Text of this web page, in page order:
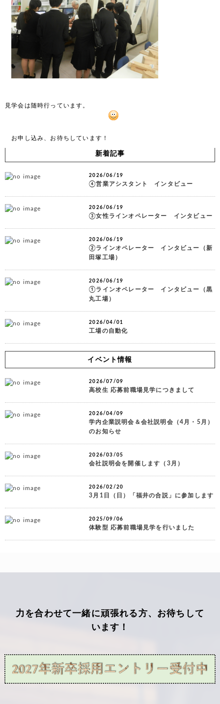
見学会は随時行っています。
お申し込み、お待ちしています！
新着記事
2026/06/19
④営業アシスタント インタビュー
2026/06/19
③女性ラインオペレーター インタビュー
2026/06/19
②ラインオペレーター インタビュー（新
田塚工場）
2026/06/19
①ラインオペレーター インタビュー（黒
丸工場）
2026/04/01
工場の自動化
イベント情報
2026/07/09
高校生 応募前職場見学につきまして
2026/04/09
学内企業説明会＆会社説明会（4月・5月）
のお知らせ
2026/03/05
会社説明会を開催します（3月）
2026/02/20
3月1日（日）「福井の合説」に参加します
2025/09/06
体験型 応募前職場見学を行いました
力を合わせて一緒に頑張れる方、お待ちして
います！